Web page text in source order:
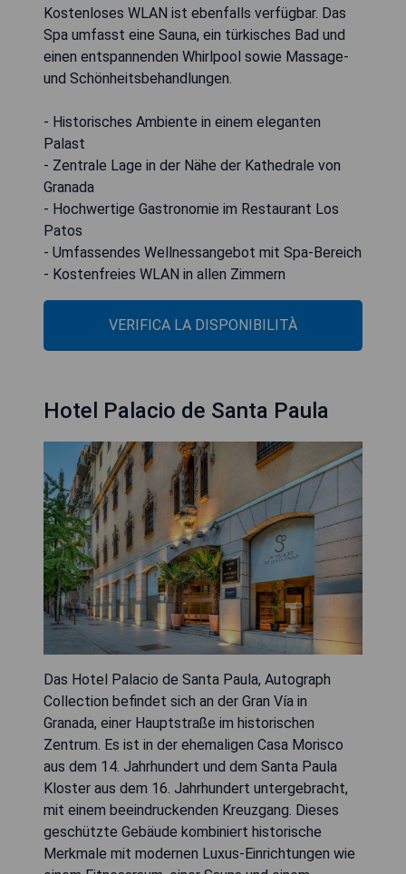
Kostenloses WLAN ist ebenfalls verfügbar. Das
Spa umfasst eine Sauna, ein türkisches Bad und
einen entspannenden Whirlpool sowie Massage-
und Schönheitsbehandlungen.
- Historisches Ambiente in einem eleganten
Palast
- Zentrale Lage in der Nähe der Kathedrale von
Granada
- Hochwertige Gastronomie im Restaurant Los
Patos
- Umfassendes Wellnessangebot mit Spa-Bereich
- Kostenfreies WLAN in allen Zimmern
VERIFICA LA DISPONIBILITÀ
Hotel Palacio de Santa Paula
Das Hotel Palacio de Santa Paula, Autograph
Collection befindet sich an der Gran Vía in
Granada, einer Hauptstraße im historischen
Zentrum. Es ist in der ehemaligen Casa Morisco
aus dem 14. Jahrhundert und dem Santa Paula
Kloster aus dem 16. Jahrhundert untergebracht,
mit einem beeindruckenden Kreuzgang. Dieses
geschützte Gebäude kombiniert historische
Merkmale mit modernen Luxus-Einrichtungen wie